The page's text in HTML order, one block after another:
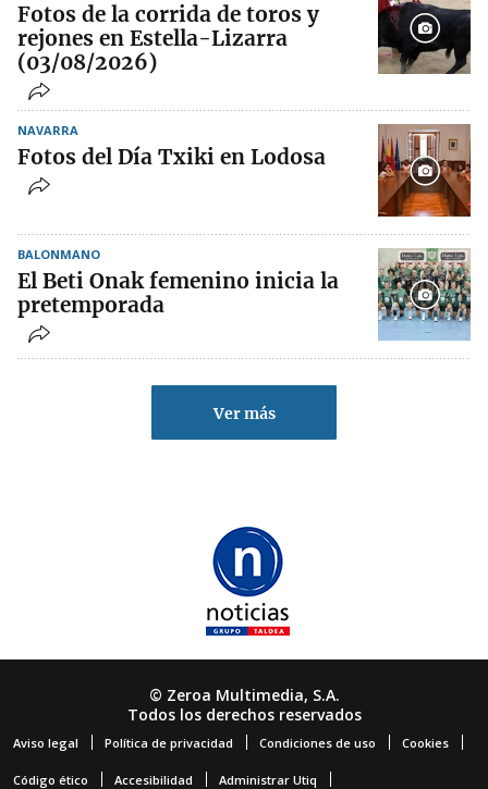
Fotos de la corrida de toros y
rejones en Estella-Lizarra
(03/08/2026)
NAVARRA
Fotos del Día Txiki en Lodosa
BALONMANO
El Beti Onak femenino inicia la
pretemporada
Ver más
© Zeroa Multimedia, S.A.
Todos los derechos reservados
Aviso legal Política de privacidad Condiciones de uso Cookies
Código ético Accesibilidad Administrar Utiq